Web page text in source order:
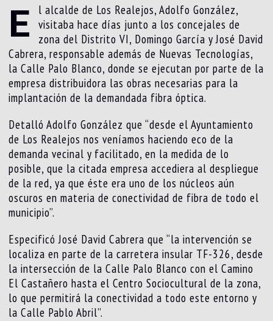
E
l alcalde de Los Realejos, Adolfo González,
visitaba hace días junto a los concejales de
zona del Distrito VI, Domingo García y José David
Cabrera, responsable además de Nuevas Tecnologías,
la Calle Palo Blanco, donde se ejecutan por parte de la
empresa distribuidora las obras necesarias para la
implantación de la demandada fibra óptica.
Detalló Adolfo González que “desde el Ayuntamiento
de Los Realejos nos veníamos haciendo eco de la
demanda vecinal y facilitado, en la medida de lo
posible, que la citada empresa accediera al despliegue
de la red, ya que éste era uno de los núcleos aún
oscuros en materia de conectividad de fibra de todo el
municipio”.
Especificó José David Cabrera que “la intervención se
localiza en parte de la carretera insular TF-326, desde
la intersección de la Calle Palo Blanco con el Camino
El Castañero hasta el Centro Sociocultural de la zona,
lo que permitirá la conectividad a todo este entorno y
la Calle Pablo Abril”.